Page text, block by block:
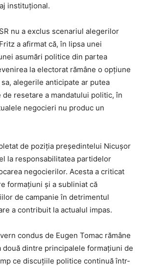
instituțional.
nu a exclus scenariul alegerilor
a afirmat că, în lipsa unei
asumări politice din partea
la electorat rămâne o opțiune
alegerile anticipate ar putea
resetare a mandatului politic, în
negocieri nu produc un
de poziția președintelui Nicușor
la responsabilitatea partidelor
negocierilor. Acesta a criticat
formațiuni și a subliniat că
de campanie în detrimentul
a contribuit la actualul impas.
condus de Eugen Tomac rămâne
două dintre principalele formațiuni de
ce discuțiile politice continuă într-